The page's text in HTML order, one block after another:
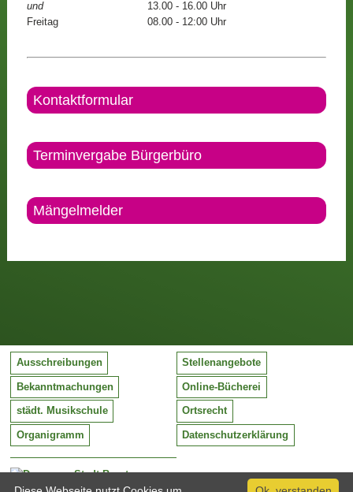
und
13.00 - 16.00 Uhr
Freitag
08.00 - 12:00 Uhr
Kontaktformular
Terminvergabe Bürgerbüro
Mängelmelder
Stadt Barntrup
Mittelstraße 38
Ausschreibungen Stellenangebote
Bekanntmachungen Online-Bücherei
städt. Musikschule Ortsrecht
Organigramm Datenschutzerklärung